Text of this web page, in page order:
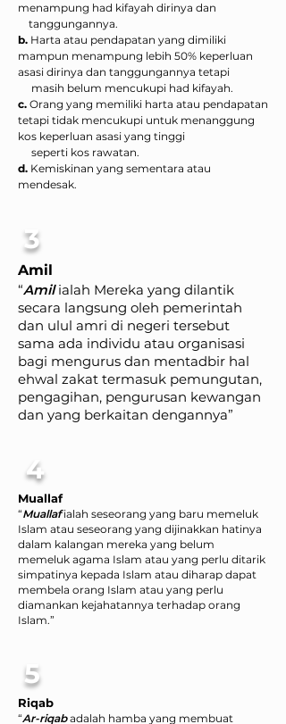
menampung had kifayah dirinya dan
tanggungannya.
b. Harta atau pendapatan yang dimiliki
mampun menampung lebih 50% keperluan
asasi dirinya dan tanggungannya tetapi
masih belum mencukupi had kifayah.
c. Orang yang memiliki harta atau pendapatan
tetapi tidak mencukupi untuk menanggung
kos keperluan asasi yang tinggi
seperti kos rawatan.
d. Kemiskinan yang sementara atau
mendesak.
3
Amil
“Amilialah Mereka yang dilantik
secara langsung oleh pemerintah
dan ulul amri di negeri tersebut
sama ada individu atau organisasi
bagi mengurus dan mentadbir hal
ehwal zakat termasuk pemungutan,
pengagihan, pengurusan kewangan
dan yang berkaitan dengannya”
4
Muallaf
“Muallafialah seseorang yang baru memeluk
Islam atau seseorang yang dijinakkan hatinya
dalam kalangan mereka yang belum
memeluk agama Islam atau yang perlu ditarik
simpatinya kepada Islam atau diharap dapat
membela orang Islam atau yang perlu
diamankan kejahatannya terhadap orang
Islam.”
5
Riqab
“Ar-riqabadalah hamba yang membuat